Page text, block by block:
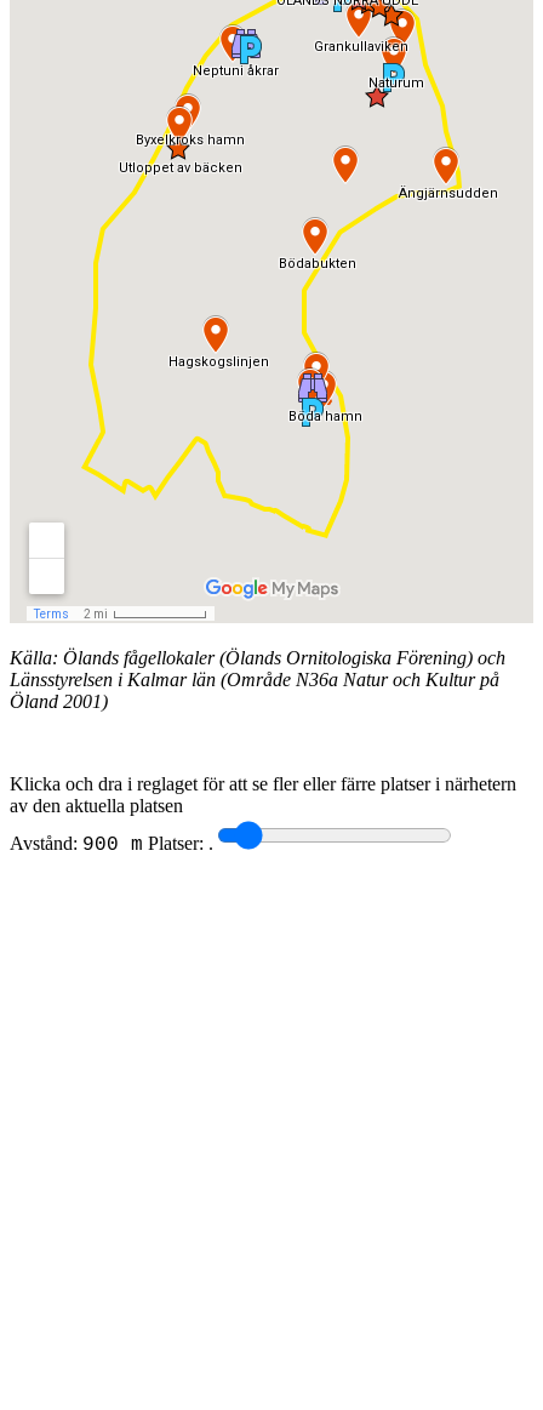
Källa: Ölands fågellokaler (Ölands Ornitologiska Förening) och
Länsstyrelsen i Kalmar län (Område N36a Natur och Kultur på
Öland 2001)
Klicka och dra i reglaget för att se fler eller färre platser i närhetern
av den aktuella platsen
Avstånd: 900 m Platser: .